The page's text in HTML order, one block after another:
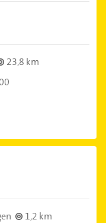
23,8 km
1,2 km